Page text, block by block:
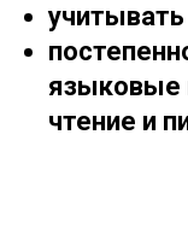
языковые
чтение и